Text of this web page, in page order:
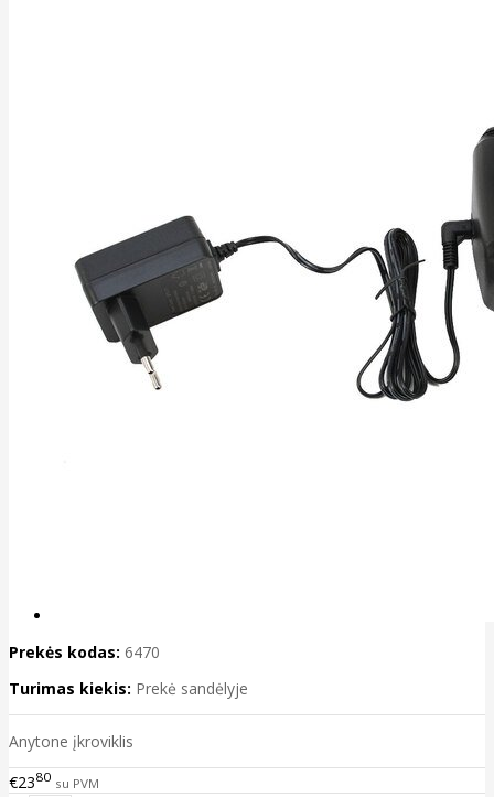
Prekės kodas: 6470
Turimas kiekis: Prekė sandėlyje
Anytone įkroviklis
€2380 su PVM